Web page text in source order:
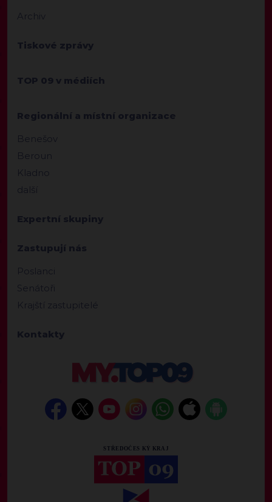
Archiv
Tiskové zprávy
TOP 09 v médiích
Regionální a místní organizace
Benešov
Beroun
Kladno
další
Expertní skupiny
Zastupují nás
Poslanci
Senátoři
Krajští zastupitelé
Kontakty